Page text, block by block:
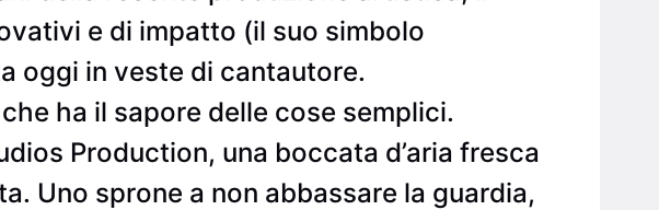
e di impatto (il suo simbolo
oggi in veste di cantautore.
ha il sapore delle cose semplici.
Production, una boccata d’aria fresca
Uno sprone a non abbassare la guardia,